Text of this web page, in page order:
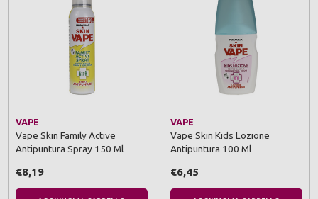
VAPE
Vape Skin Family Active
Antipuntura Spray 150 Ml
€8,19
VAPE
Vape Skin Kids Lozione
Antipuntura 100 Ml
€6,45